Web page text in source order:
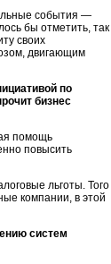
события —
бы отметить, так
своих
двигающим
по
бизнес
помощь
повысить
льготы. Того
компании, в этой
систем